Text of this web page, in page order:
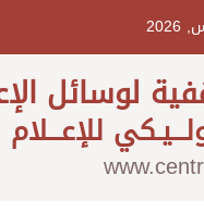
لوسائل
للإعـــلام